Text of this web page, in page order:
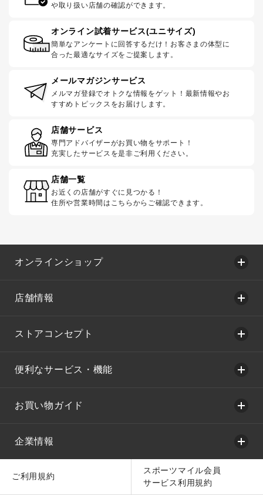
や取り扱い店舗の確認ができます。
オンライン試着サービス(ユニサイズ)
簡単なアンケートに回答するだけ！お客さまの体型に
合った最適なサイズをご提案します。
メールマガジンサービス
メルマガ登録でオトクな情報をゲット！最新情報やお
すすめトピックスをお届けします。
店舗サービス
専門アドバイザーがお買い物をサポート！
充実したサービスを是非ご利用ください。
店舗一覧
お近くの店舗がすぐに見つかる！
住所や営業時間はこちらからご確認できます。
オンラインショップ
店舗情報
ストアコンセプト
便利なサービス・機能
お買い物ガイド
企業情報
ご利用規約
スポーツマイル会員
サービス利用規約